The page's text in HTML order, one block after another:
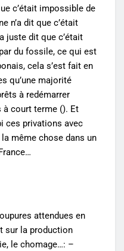
c’était impossible de
n’a dit que c’était
juste dit que c’était
du fossile, ce qui est
cela s’est fait en
qu’une majorité
à redémarrer
à court terme (). Et
ces privations avec
même chose dans un
attendues en
sur la production
le chomage…: –